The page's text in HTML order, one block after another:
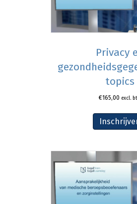
Privacy
topics
€165,00 excl.